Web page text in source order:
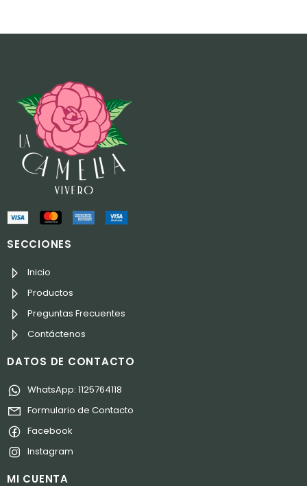
SECCIONES
Inicio
Productos
Preguntas Frecuentes
Contáctenos
DATOS DE CONTACTO
WhatsApp: 1125764118
Formulario de Contacto
Facebook
Instagram
MI CUENTA